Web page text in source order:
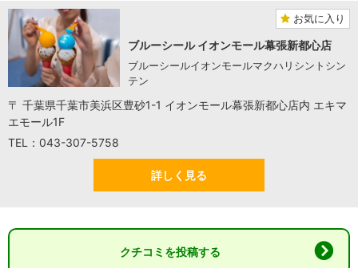
お気に入り
ブルーシール イオンモール幕張新都心店
ブルーシールイオンモールマクハリシントシン
テン
〒 千葉県千葉市美浜区豊砂1-1 イオンモール幕張新都心店内 エキマ
エモール1F
TEL：043-307-5758
詳しく見る
クチコミを投稿する